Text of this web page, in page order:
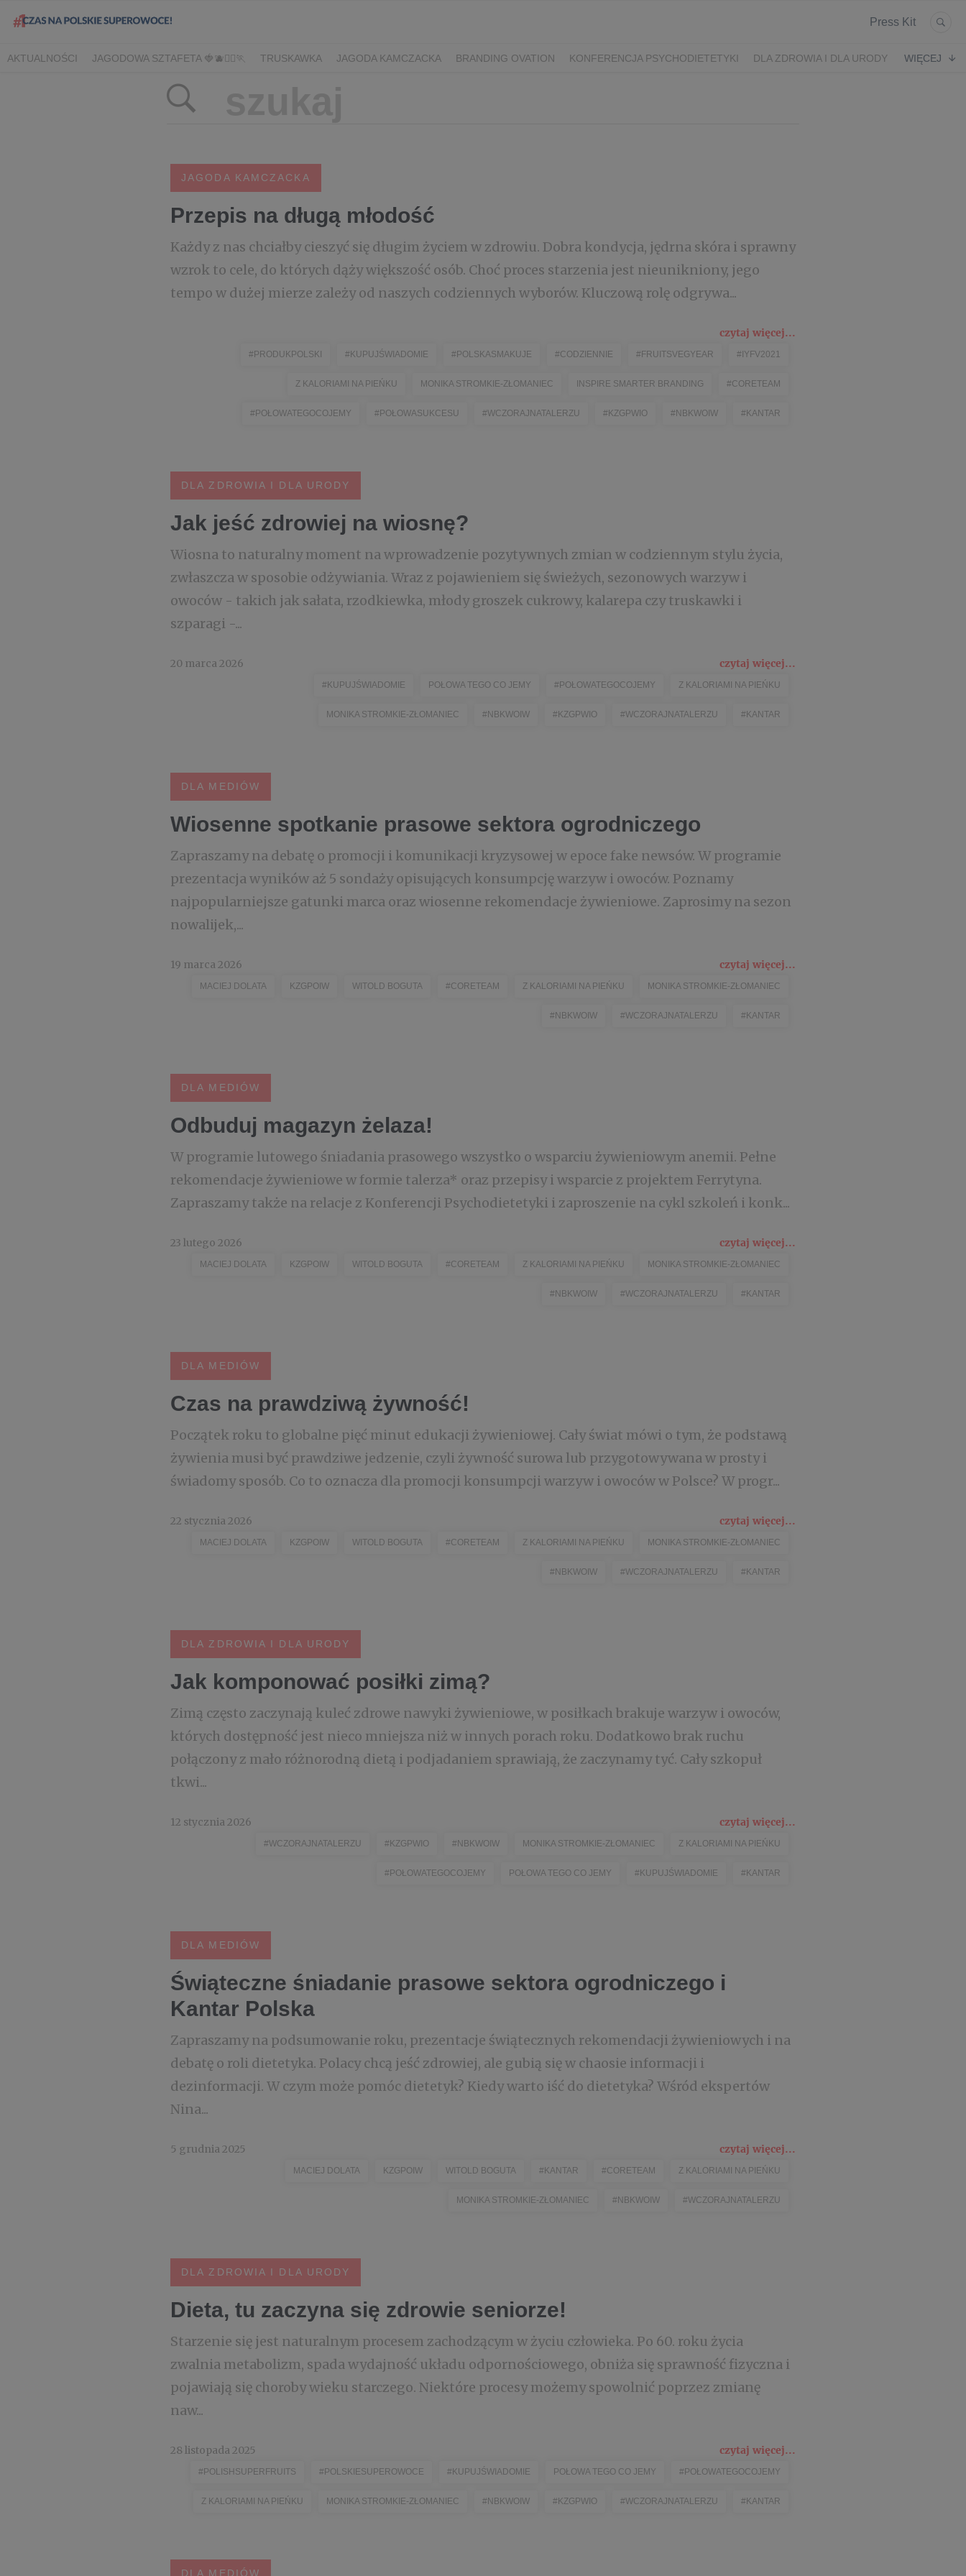
Press Kit
AKTUALNOŚCI JAGODOWA SZTAFETA 🍓🫐🏃‍♀️🏃 TRUSKAWKA JAGODA KAMCZACKA BRANDING OVATION KONFERENCJA PSYCHODIETETYKI
DLA ZDROWIA I DLA URODY
CORE TEAM
WIĘCEJ
JAGODA KAMCZACKA
Przepis na długą młodość
Każdy z nas chciałby cieszyć się długim życiem w zdrowiu. Dobra kondycja, jędrna skóra i sprawny
wzrok to cele, do których dąży większość osób. Choć proces starzenia jest nieunikniony, jego
tempo w dużej mierze zależy od naszych codziennych wyborów. Kluczową rolę odgrywa...
czytaj więcej...
#PRODUKPOLSKI #KUPUJŚWIADOMIE #POLSKASMAKUJE #CODZIENNIE #FRUITSVEGYEAR #IYFV2021
Z KALORIAMI NA PIEŃKU MONIKA STROMKIE-ZŁOMANIEC INSPIRE SMARTER BRANDING #CORETEAM
#POŁOWATEGOCOJEMY #POŁOWASUKCESU #WCZORAJNATALERZU #KZGPWIO #NBKWOIW #KANTAR
DLA ZDROWIA I DLA URODY
Jak jeść zdrowiej na wiosnę?
Wiosna to naturalny moment na wprowadzenie pozytywnych zmian w codziennym stylu życia,
zwłaszcza w sposobie odżywiania. Wraz z pojawieniem się świeżych, sezonowych warzyw i
owoców - takich jak sałata, rzodkiewka, młody groszek cukrowy, kalarepa czy truskawki i
szparagi -...
20 marca 2026 czytaj więcej...
#KUPUJŚWIADOMIE POŁOWA TEGO CO JEMY #POŁOWATEGOCOJEMY Z KALORIAMI NA PIEŃKU
MONIKA STROMKIE-ZŁOMANIEC #NBKWOIW #KZGPWIO #WCZORAJNATALERZU #KANTAR
DLA MEDIÓW
Wiosenne spotkanie prasowe sektora ogrodniczego
Zapraszamy na debatę o promocji i komunikacji kryzysowej w epoce fake newsów. W programie
prezentacja wyników aż 5 sondaży opisujących konsumpcję warzyw i owoców. Poznamy
najpopularniejsze gatunki marca oraz wiosenne rekomendacje żywieniowe. Zaprosimy na sezon
nowalijek,...
19 marca 2026 czytaj więcej...
MACIEJ DOLATA KZGPOIW WITOLD BOGUTA #CORETEAM Z KALORIAMI NA PIEŃKU MONIKA STROMKIE-ZŁOMANIEC
#NBKWOIW #WCZORAJNATALERZU #KANTAR
DLA MEDIÓW
Odbuduj magazyn żelaza!
W programie lutowego śniadania prasowego wszystko o wsparciu żywieniowym anemii. Pełne
rekomendacje żywieniowe w formie talerza* oraz przepisy i wsparcie z projektem Ferrytyna.
Zapraszamy także na relacje z Konferencji Psychodietetyki i zaproszenie na cykl szkoleń i konk...
23 lutego 2026 czytaj więcej...
MACIEJ DOLATA KZGPOIW WITOLD BOGUTA #CORETEAM Z KALORIAMI NA PIEŃKU MONIKA STROMKIE-ZŁOMANIEC
#NBKWOIW #WCZORAJNATALERZU #KANTAR
DLA MEDIÓW
Czas na prawdziwą żywność!
Początek roku to globalne pięć minut edukacji żywieniowej. Cały świat mówi o tym, że podstawą
żywienia musi być prawdziwe jedzenie, czyli żywność surowa lub przygotowywana w prosty i
świadomy sposób. Co to oznacza dla promocji konsumpcji warzyw i owoców w Polsce? W progr...
22 stycznia 2026 czytaj więcej...
MACIEJ DOLATA KZGPOIW WITOLD BOGUTA #CORETEAM Z KALORIAMI NA PIEŃKU MONIKA STROMKIE-ZŁOMANIEC
#NBKWOIW #WCZORAJNATALERZU #KANTAR
DLA ZDROWIA I DLA URODY
Jak komponować posiłki zimą?
Zimą często zaczynają kuleć zdrowe nawyki żywieniowe, w posiłkach brakuje warzyw i owoców,
których dostępność jest nieco mniejsza niż w innych porach roku. Dodatkowo brak ruchu
połączony z mało różnorodną dietą i podjadaniem sprawiają, że zaczynamy tyć. Cały szkopuł
tkwi...
12 stycznia 2026 czytaj więcej...
#WCZORAJNATALERZU #KZGPWIO #NBKWOIW MONIKA STROMKIE-ZŁOMANIEC Z KALORIAMI NA PIEŃKU
#POŁOWATEGOCOJEMY POŁOWA TEGO CO JEMY #KUPUJŚWIADOMIE #KANTAR
DLA MEDIÓW
Świąteczne śniadanie prasowe sektora ogrodniczego i
Kantar Polska
Zapraszamy na podsumowanie roku, prezentacje świątecznych rekomendacji żywieniowych i na
debatę o roli dietetyka. Polacy chcą jeść zdrowiej, ale gubią się w chaosie informacji i
dezinformacji. W czym może pomóc dietetyk? Kiedy warto iść do dietetyka? Wśród ekspertów
Nina...
5 grudnia 2025 czytaj więcej...
MACIEJ DOLATA KZGPOIW WITOLD BOGUTA #KANTAR #CORETEAM Z KALORIAMI NA PIEŃKU
MONIKA STROMKIE-ZŁOMANIEC #NBKWOIW #WCZORAJNATALERZU
DLA ZDROWIA I DLA URODY
Dieta, tu zaczyna się zdrowie seniorze!
Starzenie się jest naturalnym procesem zachodzącym w życiu człowieka. Po 60. roku życia
zwalnia metabolizm, spada wydajność układu odpornościowego, obniża się sprawność fizyczna i
pojawiają się choroby wieku starczego. Niektóre procesy możemy spowolnić poprzez zmianę
naw...
28 listopada 2025 czytaj więcej...
#POLISHSUPERFRUITS #POLSKIESUPEROWOCE #KUPUJŚWIADOMIE POŁOWA TEGO CO JEMY #POŁOWATEGOCOJEMY
Z KALORIAMI NA PIEŃKU MONIKA STROMKIE-ZŁOMANIEC #NBKWOIW #KZGPWIO #WCZORAJNATALERZU #KANTAR
DLA MEDIÓW